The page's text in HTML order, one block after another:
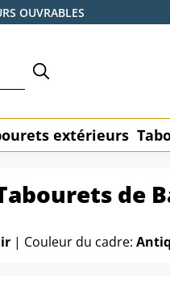
OUVRABLES
extérieurs
de
| Couleur du cadre: